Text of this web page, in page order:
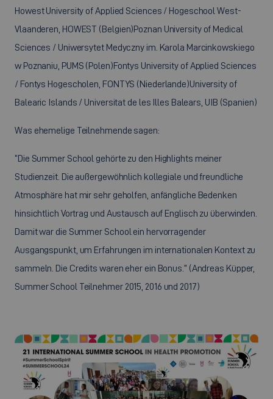
Howest University of Applied Sciences / Hogeschool West-
Vlaanderen, HOWEST (Belgien)Poznan University of Medical
Sciences / Uniwersytet Medyczny im. Karola Marcinkowskiego
w Poznaniu, PUMS (Polen)Fontys University of Applied Sciences
/ Fontys Hogescholen, FONTYS (Niederlande)University of
Balearic Islands / Universitat de les Illes Balears, UIB (Spanien)
Was ehemelige Teilnehmende sagen:
“Die Summer School gehörte zu den Highlights meiner
Studienzeit. Die außergewöhnlich kollegiale und freundliche
Atmosphäre hat mir sehr geholfen, anfängliche Bedenken
hinsichtlich Vortrag und Austausch auf Englisch zu überwinden.
Damit war die Summer School ein hervorragender
Ausgangspunkt, um Erfahrungen im internationalen Kontext zu
sammeln. Die Credits waren eher ein Bonus.” (Andreas Küpper,
Summer School Teilnehmer 2015, 2016 und 2017)